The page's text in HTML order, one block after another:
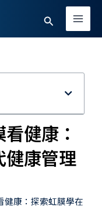
搜
尋
Main
健康：
健康管理
健康：探索虹膜學在